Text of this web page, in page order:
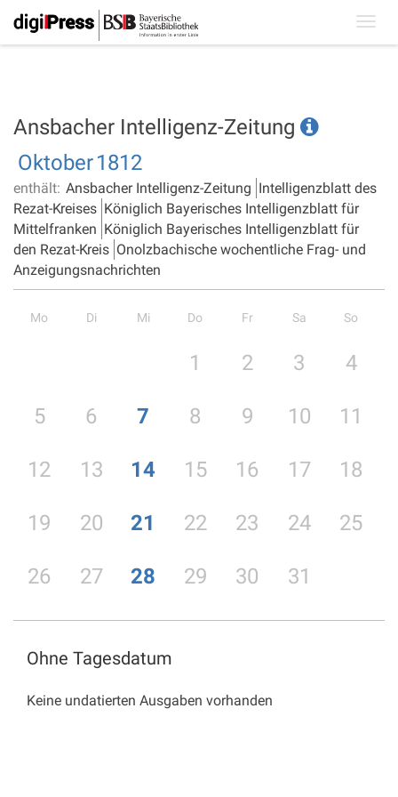
Ansbacher Intelligenz-Zeitung
Oktober1812
enthält: Ansbacher Intelligenz-Zeitung Intelligenzblatt des
Rezat-Kreises Königlich Bayerisches Intelligenzblatt für
Mittelfranken Königlich Bayerisches Intelligenzblatt für
den Rezat-Kreis Onolzbachische wochentliche Frag- und
Anzeigungsnachrichten
Mo Di Mi Do Fr Sa So
1 2 3 4
5 6 7 8 9 10 11
12 13 14 15 16 17 18
19 20 21 22 23 24 25
26 27 28 29 30 31
Ohne Tagesdatum
Keine undatierten Ausgaben vorhanden